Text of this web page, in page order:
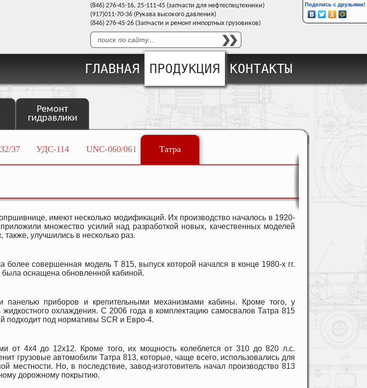
(846) 276-45-16, 25-111-45 (запчасти для нефтеспецтехники)
(917)011-70-36 (Рукава высокого давления)
(846) 276-45-26 (Запчасти и ремонт импортных грузовиков)
ГЛАВНАЯ ПРОДУКЦИЯ
ПРОДУКЦИЯ КОНТАКТЫ
Ремонт
гидравлики
37 УДС-114 UNC-060/061 Татра
имеют несколько модификаций. Их производство началось в 1920-
множество усилий над разработкой новых, качественных моделей
также, улучшились в несколько раз.
совершенная модель Т 815, выпуск которой начался в конце 1980-х гг.
оснащена обновленной кабиной.
приборов и крепительными механизмами кабины. Кроме того, у
охлаждения. С 2006 года в комплектацию самосвалов Татра 815
подходит под нормативы SCR и Евро-4.
4х4 до 12х12. Кроме того, их мощность колеблется от 310 до 820 л.с.
грузовые автомобили Татра 813, которые, чаще всего, использовались для
местности. Но, в последствие, завод-изготовитель начал производство 813
дорожному покрытию.
Поделись с друзьями!